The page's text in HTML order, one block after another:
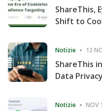
ShareThis,
Shift to
Notizie 12
ShareThis
Data
Notizie NOV